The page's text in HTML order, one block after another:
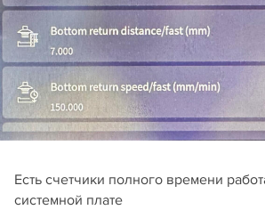
Есть счетчики полного времени
системной плате